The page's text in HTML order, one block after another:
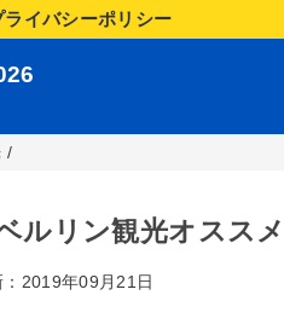
ライバシーポリシー
/
ルリン観光オスス
2019年09月21日